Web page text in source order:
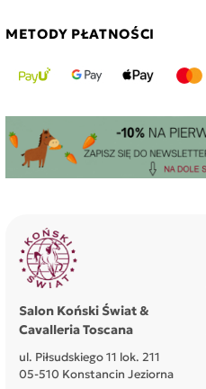
METODY PŁATNOŚCI
Salon Koński Świat &
Cavalleria Toscana
ul. Piłsudskiego 11 lok. 211
05-510 Konstancin Jeziorna